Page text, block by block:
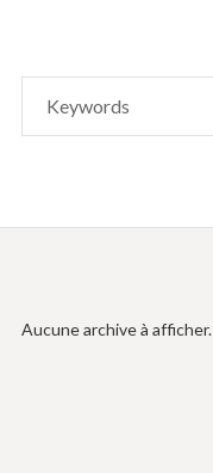
Aucune archive à afficher.